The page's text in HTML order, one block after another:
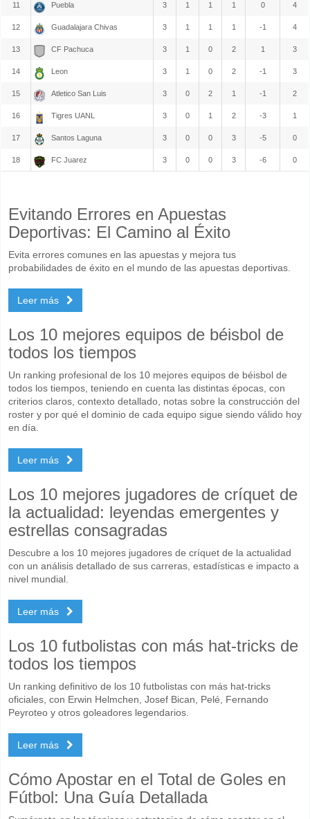
11 Puebla 3 1 1 1 0 4
12 Guadalajara Chivas 3 1 1 1 -1 4
13 CF Pachuca 3 1 0 2 1 3
14 Leon 3 1 0 2 -1 3
15 Atletico San Luis 3 0 2 1 -1 2
16 Tigres UANL 3 0 1 2 -3 1
17 Santos Laguna 3 0 0 3 -5 0
18 FC Juarez 3 0 0 3 -6 0
Evitando Errores en Apuestas
Deportivas: El Camino al Éxito
Evita errores comunes en las apuestas y mejora tus
probabilidades de éxito en el mundo de las apuestas deportivas.
Leer más
Los 10 mejores equipos de béisbol de
todos los tiempos
Un ranking profesional de los 10 mejores equipos de béisbol de
todos los tiempos, teniendo en cuenta las distintas épocas, con
criterios claros, contexto detallado, notas sobre la construcción del
roster y por qué el dominio de cada equipo sigue siendo válido hoy
en día.
Leer más
Los 10 mejores jugadores de críquet de
la actualidad: leyendas emergentes y
estrellas consagradas
Descubre a los 10 mejores jugadores de críquet de la actualidad
con un análisis detallado de sus carreras, estadísticas e impacto a
nivel mundial.
Leer más
Los 10 futbolistas con más hat-tricks de
todos los tiempos
Un ranking definitivo de los 10 futbolistas con más hat-tricks
oficiales, con Erwin Helmchen, Josef Bican, Pelé, Fernando
Peyroteo y otros goleadores legendarios.
Leer más
Cómo Apostar en el Total de Goles en
Fútbol: Una Guía Detallada